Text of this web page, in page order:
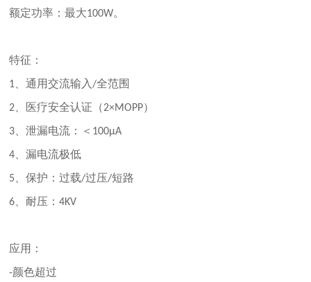
额定功率：最大100W。
特征：
1、通用交流输入/全范围
2、医疗安全认证（2×MOPP）
3、泄漏电流：＜ 100μA
4、漏电流极低
5、保护：过载/过压/短路
6、耐压：4KV
应用：
-颜色超过